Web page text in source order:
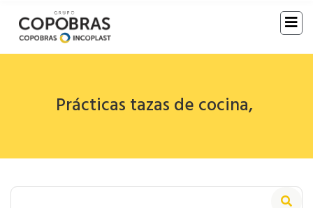
Prácticas tazas de cocina,